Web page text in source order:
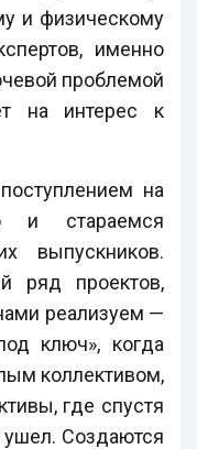
и физическому
именно
проблемой
на интерес к
на
и стараемся
выпускников.
ряд проектов,
реализуем —
ключ», когда
коллективом,
где спустя
ушел. Создаются